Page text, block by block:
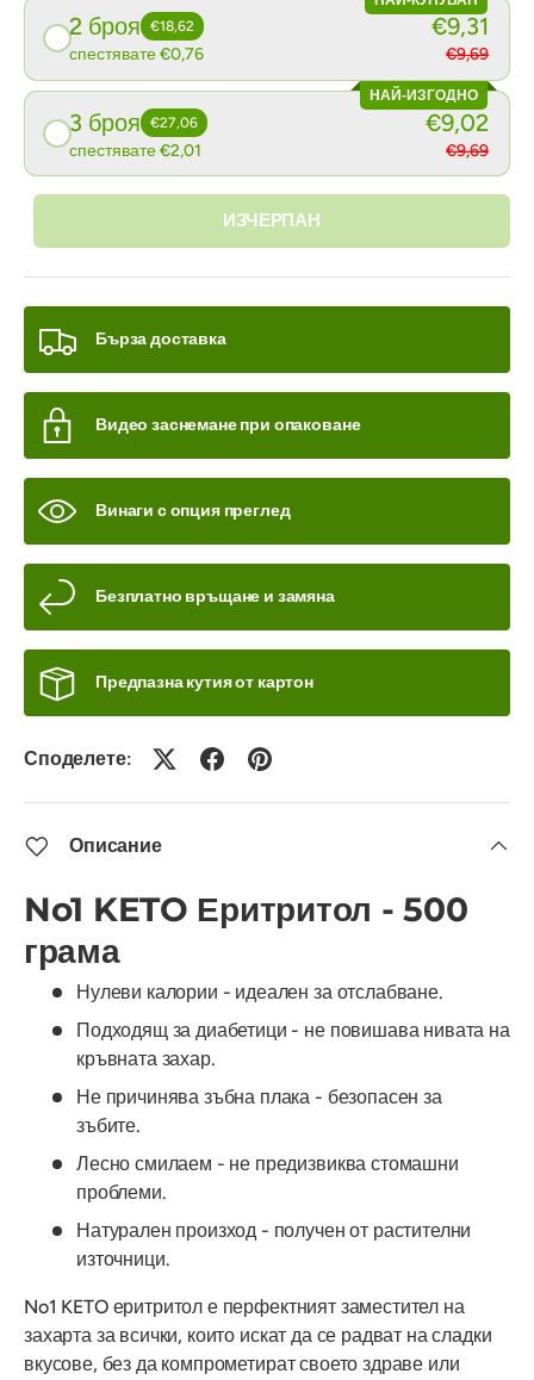
2 броя €18,62
спестявате €0,76
€9,31
€9,69
НАЙ-ИЗГОДНО
3 броя €27,06
спестявате €2,01
€9,02
€9,69
ИЗЧЕРПАН
Бърза доставка
Видео заснемане при опаковане
Винаги с опция преглед
Безплатно връщане и замяна
Предпазна кутия от картон
Споделете:
Описание
No1 KETO Еритритол - 500
грама
Нулеви калории - идеален за отслабване.
Подходящ за диабетици - не повишава нивата на
кръвната захар.
Не причинява зъбна плака - безопасен за
зъбите.
Лесно смилаем - не предизвиква стомашни
проблеми.
Натурален произход - получен от растителни
източници.
No1 KETO еритритол е перфектният заместител на
захарта за всички, които искат да се радват на сладки
вкусове, без да компрометират своето здраве или